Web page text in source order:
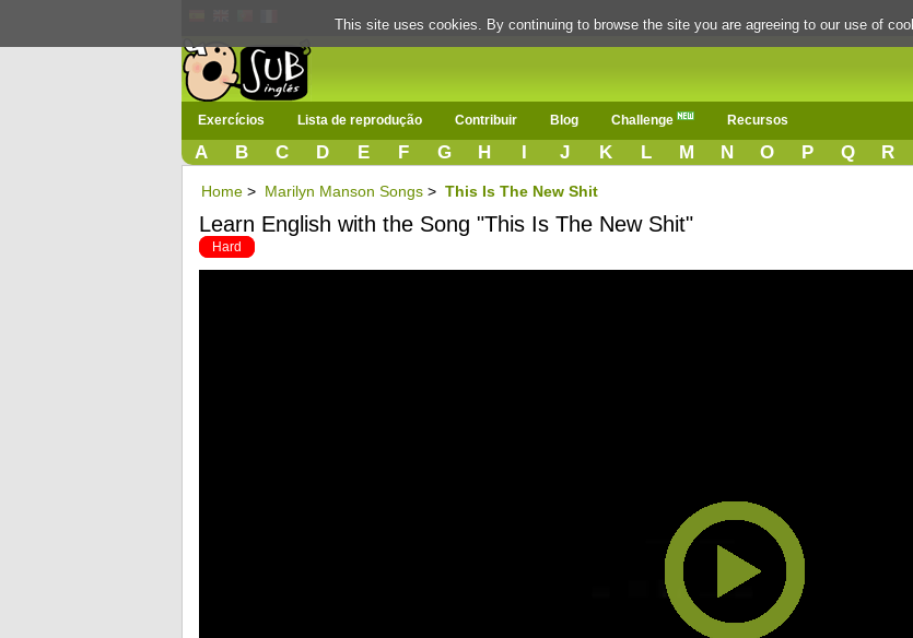
Exercícios Lista de reprodução Contribuir Blog Challenge Recursos
A B C D E F G H I J K L M N O P Q R
Home > Marilyn Manson Songs > This Is The New Shit
Learn English with the Song "This Is The New Shit"
Hard
This site uses cookies. By continuing to browse the site you are agreeing to our use of